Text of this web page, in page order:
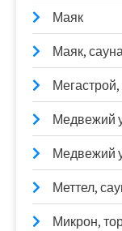
Маяк
Маяк,
Медвежий
Медвежий
Меттел,
Микрон,